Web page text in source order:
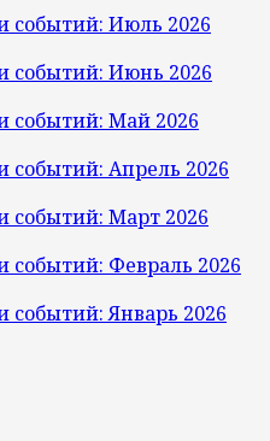
событий: Июль 2026
событий: Июнь 2026
событий: Май 2026
Апрель 2026
событий: Март 2026
Февраль 2026
Январь 2026